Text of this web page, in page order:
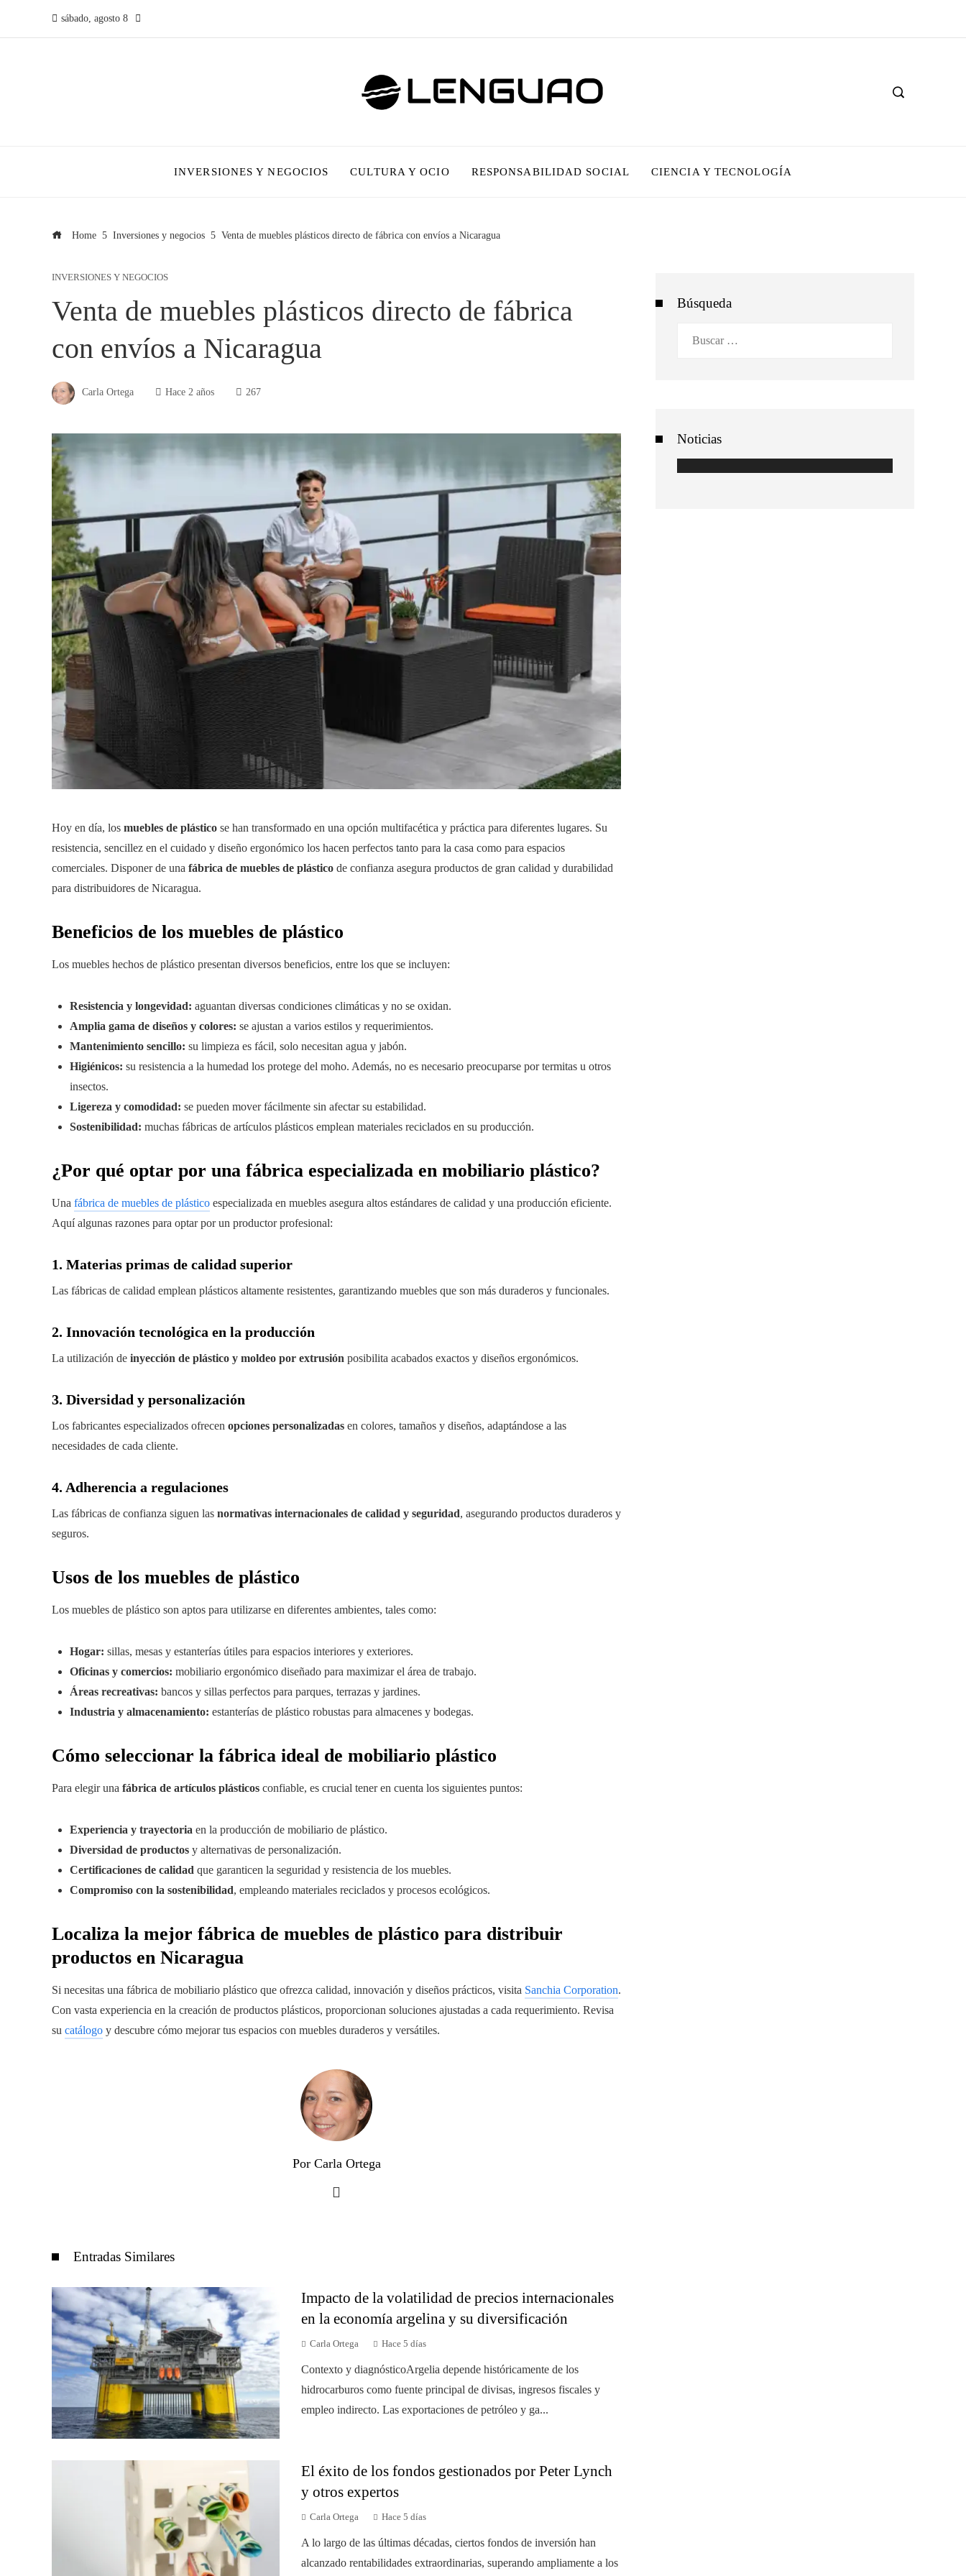
sábado, agosto 8
INVERSIONES Y NEGOCIOS CULTURA Y OCIO RESPONSABILIDAD SOCIAL CIENCIA Y TECNOLOGÍA
Home Inversiones y negocios Venta de muebles plásticos directo de fábrica con envíos a Nicaragua
INVERSIONES Y NEGOCIOS
Venta de muebles plásticos directo de fábrica
con envíos a Nicaragua
Carla Ortega Hace 2 años 267
Hoy en día, los muebles de plástico se han transformado en una opción multifacética y práctica para diferentes lugares. Su
resistencia, sencillez en el cuidado y diseño ergonómico los hacen perfectos tanto para la casa como para espacios
comerciales. Disponer de una fábrica de muebles de plástico de confianza asegura productos de gran calidad y durabilidad
para distribuidores de Nicaragua.
Beneficios de los muebles de plástico
Los muebles hechos de plástico presentan diversos beneficios, entre los que se incluyen:
Resistencia y longevidad: aguantan diversas condiciones climáticas y no se oxidan.
Amplia gama de diseños y colores: se ajustan a varios estilos y requerimientos.
Mantenimiento sencillo: su limpieza es fácil, solo necesitan agua y jabón.
Higiénicos: su resistencia a la humedad los protege del moho. Además, no es necesario preocuparse por termitas u otros
insectos.
Ligereza y comodidad: se pueden mover fácilmente sin afectar su estabilidad.
Sostenibilidad: muchas fábricas de artículos plásticos emplean materiales reciclados en su producción.
¿Por qué optar por una fábrica especializada en mobiliario plástico?
Una fábrica de muebles de plástico especializada en muebles asegura altos estándares de calidad y una producción eficiente.
Aquí algunas razones para optar por un productor profesional:
1. Materias primas de calidad superior
Las fábricas de calidad emplean plásticos altamente resistentes, garantizando muebles que son más duraderos y funcionales.
2. Innovación tecnológica en la producción
La utilización de inyección de plástico y moldeo por extrusión posibilita acabados exactos y diseños ergonómicos.
3. Diversidad y personalización
Los fabricantes especializados ofrecen opciones personalizadas en colores, tamaños y diseños, adaptándose a las
necesidades de cada cliente.
4. Adherencia a regulaciones
Las fábricas de confianza siguen las normativas internacionales de calidad y seguridad, asegurando productos duraderos y
seguros.
Usos de los muebles de plástico
Los muebles de plástico son aptos para utilizarse en diferentes ambientes, tales como:
Hogar: sillas, mesas y estanterías útiles para espacios interiores y exteriores.
Oficinas y comercios: mobiliario ergonómico diseñado para maximizar el área de trabajo.
Áreas recreativas: bancos y sillas perfectos para parques, terrazas y jardines.
Industria y almacenamiento: estanterías de plástico robustas para almacenes y bodegas.
Cómo seleccionar la fábrica ideal de mobiliario plástico
Para elegir una fábrica de artículos plásticos confiable, es crucial tener en cuenta los siguientes puntos:
Experiencia y trayectoria en la producción de mobiliario de plástico.
Diversidad de productos y alternativas de personalización.
Certificaciones de calidad que garanticen la seguridad y resistencia de los muebles.
Compromiso con la sostenibilidad, empleando materiales reciclados y procesos ecológicos.
Localiza la mejor fábrica de muebles de plástico para distribuir
productos en Nicaragua
Si necesitas una fábrica de mobiliario plástico que ofrezca calidad, innovación y diseños prácticos, visita Sanchia Corporation.
Con vasta experiencia en la creación de productos plásticos, proporcionan soluciones ajustadas a cada requerimiento. Revisa
su catálogo y descubre cómo mejorar tus espacios con muebles duraderos y versátiles.
Por Carla Ortega
Entradas Similares
Impacto de la volatilidad de precios internacionales
en la economía argelina y su diversificación
Carla Ortega Hace 5 días
Contexto y diagnósticoArgelia depende históricamente de los
hidrocarburos como fuente principal de divisas, ingresos fiscales y
empleo indirecto. Las exportaciones de petróleo y ga...
El éxito de los fondos gestionados por Peter Lynch
y otros expertos
Carla Ortega Hace 5 días
A lo largo de las últimas décadas, ciertos fondos de inversión han
alcanzado rentabilidades extraordinarias, superando ampliamente a los
Búsqueda
Noticias